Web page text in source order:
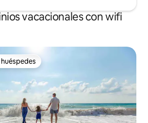
vacacionales con wifi
preferido